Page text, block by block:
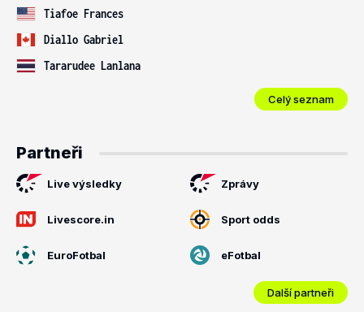
Tiafoe Frances
Diallo Gabriel
Tararudee Lanlana
Celý seznam
Partneři
Live výsledky Zprávy
Livescore.in Sport odds
EuroFotbal eFotbal
Další partneři